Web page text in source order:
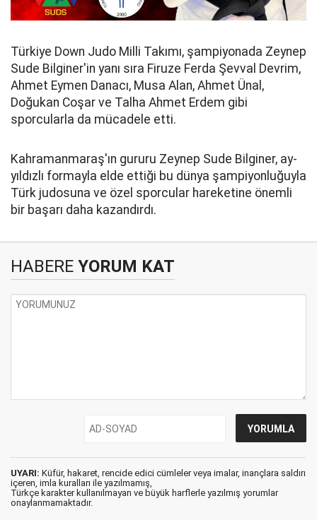
Türkiye Down Judo Milli Takımı, şampiyonada Zeynep
Sude Bilginer'in yanı sıra Firuze Ferda Şevval Devrim,
Ahmet Eymen Danacı, Musa Alan, Ahmet Ünal,
Doğukan Coşar ve Talha Ahmet Erdem gibi
sporcularla da mücadele etti.
Kahramanmaraş'ın gururu Zeynep Sude Bilginer, ay-
yıldızlı formayla elde ettiği bu dünya şampiyonluğuyla
Türk judosuna ve özel sporcular hareketine önemli
bir başarı daha kazandırdı.
HABERE YORUM KAT
UYARI: Küfür, hakaret, rencide edici cümleler veya imalar, inançlara saldırı
içeren, imla kuralları ile yazılmamış,
Türkçe karakter kullanılmayan ve büyük harflerle yazılmış yorumlar
onaylanmamaktadır.